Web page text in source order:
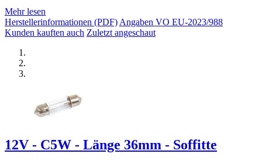
Mehr lesen
Herstellerinformationen (PDF)Angaben VO EU-2023/988
Kunden kauften auch Zuletzt angeschaut
12V - C5W - Länge 36mm - Soffitte